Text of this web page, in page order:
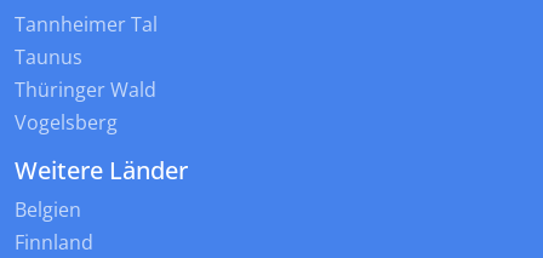
Tannheimer Tal
Taunus
Thüringer Wald
Vogelsberg
Weitere Länder
Belgien
Finnland